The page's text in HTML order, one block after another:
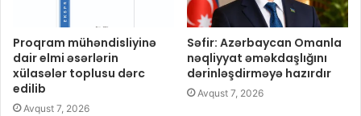
Proqram mühəndisliyinə
dair elmi əsərlərin
xülasələr toplusu dərc
edilib
Avqust 7, 2026
Səfir: Azərbaycan Omanla
nəqliyyat əməkdaşlığını
dərinləşdirməyə hazırdır
Avqust 7, 2026